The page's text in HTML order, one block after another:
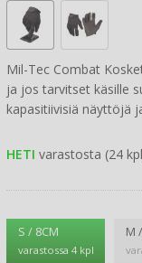
Mil-Tec Combat
ja jos tarvitset käsille
kapasitiivisiä näyttöjä
HETI varastosta (24
S / 8CM
varastossa 4 kpl
M